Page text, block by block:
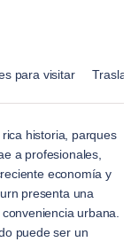
para visitar
historia, parques
a profesionales,
economía y
presenta una
urbana.
puede ser un